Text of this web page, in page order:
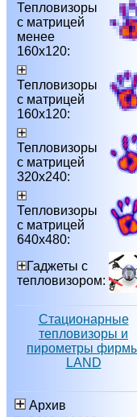
Тепловизоры
с матрицей
менее
160х120:
Тепловизоры
с матрицей
160х120:
Тепловизоры
с матрицей
320х240:
Тепловизоры
с матрицей
640х480:
Гаджеты с
тепловизором:
Стационарные
тепловизоры и
пирометры
LAND
Архив